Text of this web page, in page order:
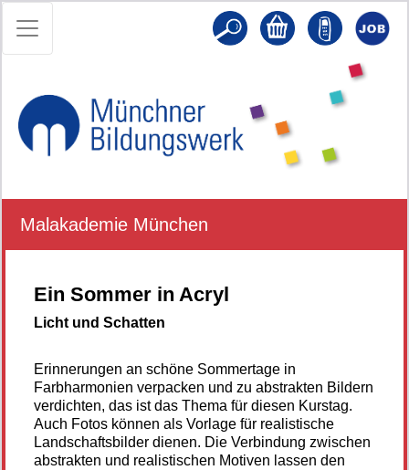
Malakademie München
Ein Sommer in Acryl
Licht und Schatten
Erinnerungen an schöne Sommertage in
Farbharmonien verpacken und zu abstrakten Bildern
verdichten, das ist das Thema für diesen Kurstag.
Auch Fotos können als Vorlage für realistische
Landschaftsbilder dienen. Die Verbindung zwischen
abstrakten und realistischen Motiven lassen den